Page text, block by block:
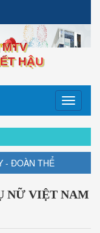
HẬU
Toggle
- ĐOÀN THỂ
NỮ VIỆT NAM